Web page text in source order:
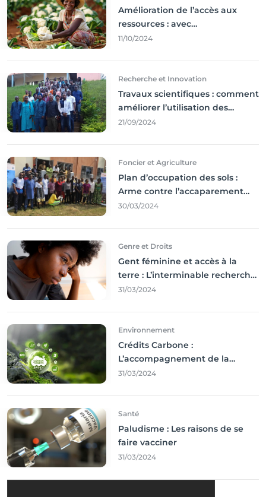
Amélioration de l’accès aux
ressources : avec
l'incontournable ’agriculture
11/10/2024
Recherche et Innovation
Travaux scientifiques : comment
améliorer l’utilisation des
résultats coince
21/09/2024
Foncier et Agriculture
Plan d’occupation des sols :
Arme contre l’accaparement
des terres
30/03/2024
Genre et Droits
Gent féminine et accès à la
terre : L’interminable recherche
des droits
31/03/2024
Environnement
Crédits Carbone :
L’accompagnement de la
Francophonie
31/03/2024
Santé
Paludisme : Les raisons de se
faire vacciner
31/03/2024